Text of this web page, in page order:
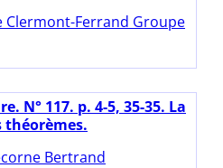
Clermont-Ferrand Groupe
N° 117. p. 4-5, 35-35. La
théorèmes.
Bertrand